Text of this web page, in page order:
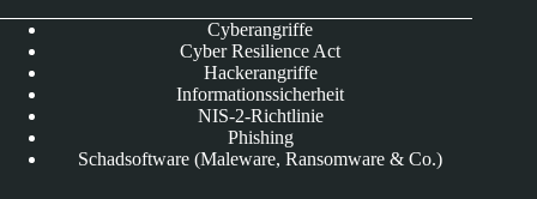
Cyberangriffe
Cyber Resilience Act
Hackerangriffe
Informationssicherheit
NIS-2-Richtlinie
Phishing
Schadsoftware (Maleware, Ransomware & Co.)